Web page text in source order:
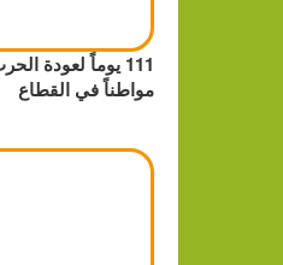
مواطناً في القطاع